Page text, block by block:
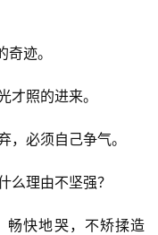
迹。
照的进来。
必须自己争气。
么理由不坚强？
畅快地哭，不矫揉造